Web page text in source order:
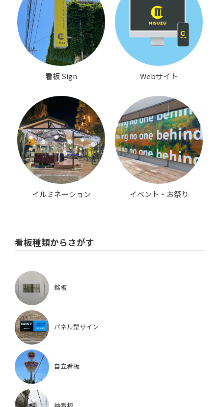
看板 Sign Webサイト
イルミネーション イベント・お祭り
看板種類からさがす
銘板
パネル型サイン
自立看板
袖看板